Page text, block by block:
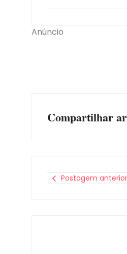
Anúncio
Compartilhar
Postagem anterior